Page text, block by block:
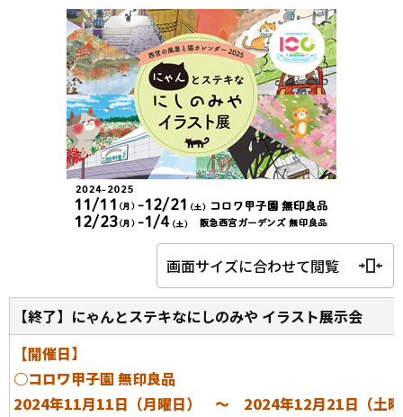
画面サイズに合わせて閲覧
【終了】にゃんとステキなにしのみや イラスト展示会
【開催日】
○コロワ甲子園 無印良品
2024年11月11日（月曜日） ～ 2024年12月21日（土